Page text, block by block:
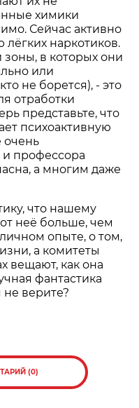
химики
Сейчас активно
наркотиков.
в которых они
или
не борется), - это
отработки
представьте, что
психоактивную
очень
и профессора
а многим даже
что нашему
неё больше, чем
опыте, о том,
а комитеты
вещают, как она
фантастика
не верите?
(0)